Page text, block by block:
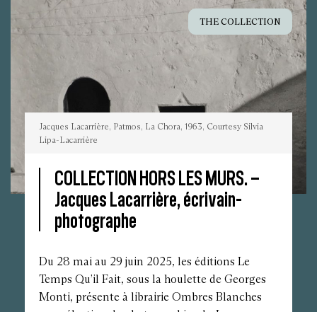
THE COLLECTION
Jacques
Lacarrière,
Lacarrière
Jacques Lacarrière, Patmos, La Chora, 1963, Courtesy Silvia
Lipa-Lacarrière
COLLECTION HORS LES MURS. –
Jacques Lacarrière, écrivain-
photographe
Du 28 mai au 29 juin 2025, les éditions Le
Temps Qu’il Fait, sous la houlette de Georges
Monti, présente à librairie Ombres Blanches